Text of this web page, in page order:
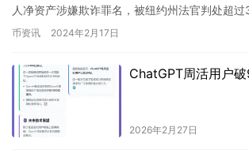
人净资产涉嫌欺诈罪名，被纽约州法官判处超过
法官认定特朗普的行为属于严重的欺诈行为，…
币资讯 2024年2月17日
ChatGPT周活用户
2026年2月27日